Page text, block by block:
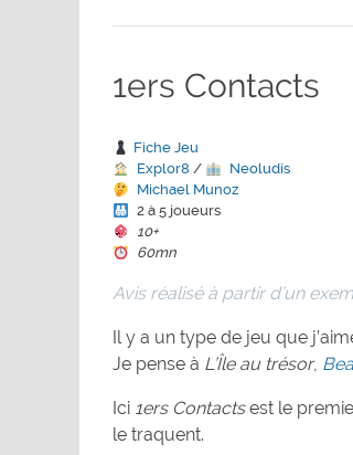
1ers Contacts
Fiche Jeu
Explor8 /
Neoludis
Michael Munoz
2 à 5 joueurs
10+
60mn
Avis réalisé à partir d’un
Il y a un type de jeu que
Je pense à L’Île au trésor,
Ici 1ers Contactsest le
le traquent.